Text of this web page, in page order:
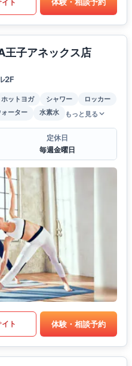
ト 体験・相談予約
王子アネックス店
2F
ホットヨガ シャワー
ロッカー
ォーター 水素水 もっと見る
定休日
毎週金曜日
ト 体験・相談予約